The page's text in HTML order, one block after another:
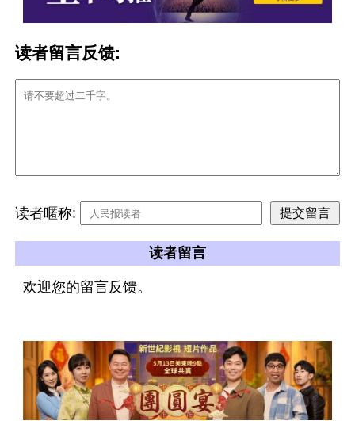
读者留言反馈:
读者暱称:
读者留言
欢迎您的留言反馈。